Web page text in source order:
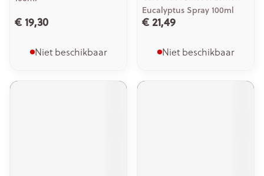
€ 19,30
Niet beschikbaar
Eucalyptus Spray 100ml
€ 21,49
Niet beschikbaar